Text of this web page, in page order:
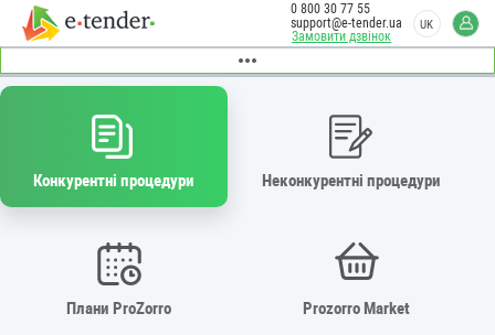
Замовити дзвінок
0 800 30 77 55
support@e-tender.ua
UK
Конкурентні процедури Неконкурентні процедури
Плани ProZorro Prozorro Market